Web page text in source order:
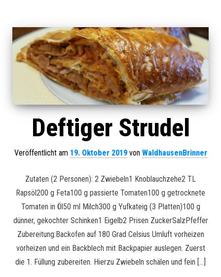
Deftiger Strudel
Veröffentlicht am 19. Oktober 2019von WaldhausenBrinner
Zutaten (2 Personen): 2 Zwiebeln1 Knoblauchzehe2 TL
Rapsöl200 g Feta100 g passierte Tomaten100 g getrocknete
Tomaten in Öl50 ml Milch300 g Yufkateig (3 Platten)100 g
dünner, gekochter Schinken1 Eigelb2 Prisen ZuckerSalzPfeffer
Zubereitung:Backofen auf 180 Grad Celsius Umluft vorheizen
vorheizen und ein Backblech mit Backpapier auslegen. Zuerst
die 1. Füllung zubereiten. Hierzu Zwiebeln schälen und fein […]